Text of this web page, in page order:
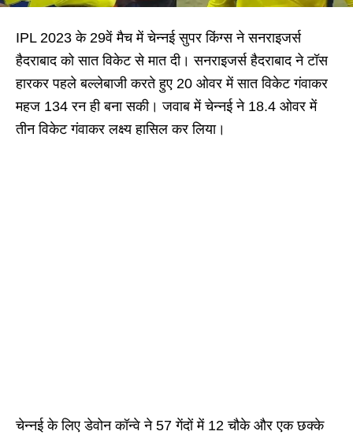
IPL 2023 के 29वें मैच में चेन्नई सुपर किंग्स ने सनराइजर्स
हैदराबाद को सात विकेट से मात दी। सनराइजर्स हैदराबाद ने टॉस
हारकर पहले बल्लेबाजी करते हुए 20 ओवर में सात विकेट गंवाकर
महज 134 रन ही बना सकी। जवाब में चेन्नई ने 18.4 ओवर में
तीन विकेट गंवाकर लक्ष्य हासिल कर लिया।
चेन्नई के लिए डेवोन कॉन्वे ने 57 गेंदों में 12 चौके और एक छक्के